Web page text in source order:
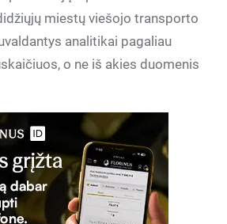
miestų viešojo transporto
analitikai pagaliau
o ne iš akies duomenis